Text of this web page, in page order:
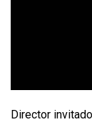
Director